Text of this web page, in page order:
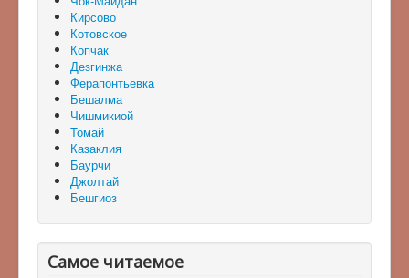
Кирсово
Котовское
Копчак
Дезгинжа
Ферапонтьевка
Бешалма
Чишмикиой
Томай
Казаклия
Баурчи
Джолтай
Бешгиоз
Самое читаемое